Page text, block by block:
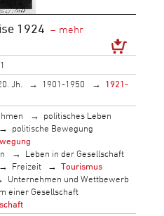
1924
Jh. 1901-1950
1921-
politisches Leben
politische Bewegung
Leben in der Gesellschaft
Freizeit
Tourismus
Unternehmen und Wettbewerb
einer Gesellschaft